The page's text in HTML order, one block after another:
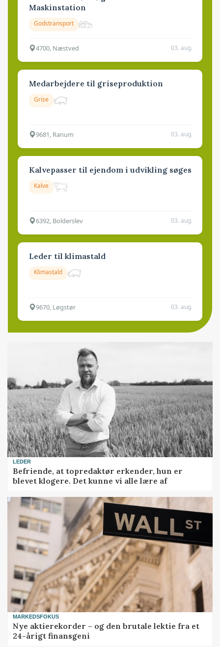
Maskinstation
Godstransport
4700, Næstved 03. aug.
Medarbejdere til griseproduktion
Grise
9681, Ranum 03. aug.
Kalvepasser til ejendom i udvikling søges
Kalve
6392, Bolderslev 03. aug.
Leder til klimastald
Klimastald
9670, Løgstør 03. aug.
LEDER
Befriende, at topredaktør erkender, hun er
blevet klogere. Det kunne vi alle lære af
MARKEDSFOKUS
Nye aktierekorder – og den brutale lektie fra et
24-årigt finansgeni